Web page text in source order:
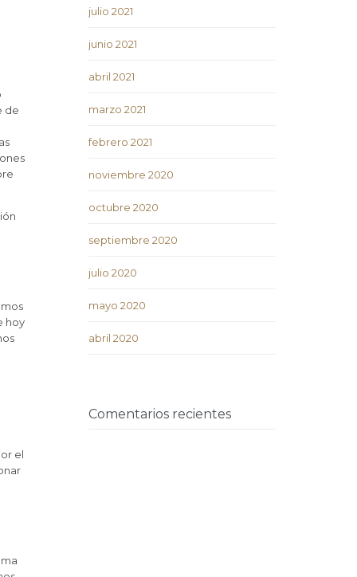
de
hoy
el
julio 2021
junio 2021
abril 2021
marzo 2021
febrero 2021
noviembre 2020
octubre 2020
septiembre 2020
julio 2020
mayo 2020
abril 2020
Comentarios recientes